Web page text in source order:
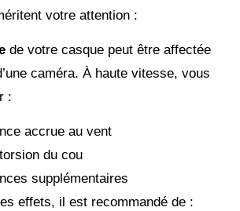
votre attention :
de votre casque peut être affectée
caméra. À haute vitesse, vous
:
accrue au vent
du cou
supplémentaires
effets, il est recommandé de :